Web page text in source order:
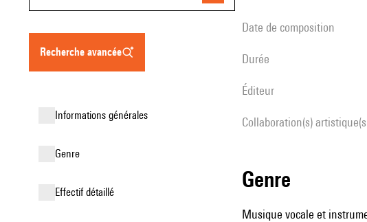
recherche avancée
informations générales
genre
effectif détaillé
date de composition
durée
éditeur
Collaboration(s)
genre
Musique vocale et